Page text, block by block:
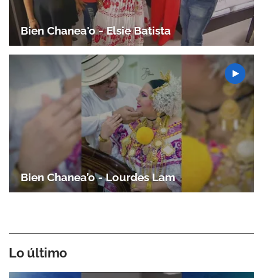
Bien Chanea'o - Elsie Batista
Bien Chanea’o - Lourdes Lam
Lo último